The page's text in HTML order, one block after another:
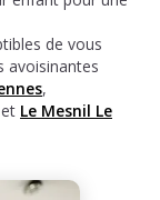
de vous
avoisinantes
,
et Le Mesnil Le